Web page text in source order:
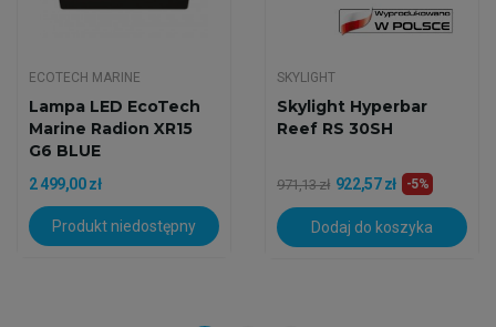
ECOTECH MARINE
Lampa LED EcoTech
Marine Radion XR15
G6 BLUE
2 499,00 zł
Produkt niedostępny
SKYLIGHT
Skylight Hyperbar
Reef RS 30SH
971,13 zł 922,57 zł -5%
Dodaj do koszyka